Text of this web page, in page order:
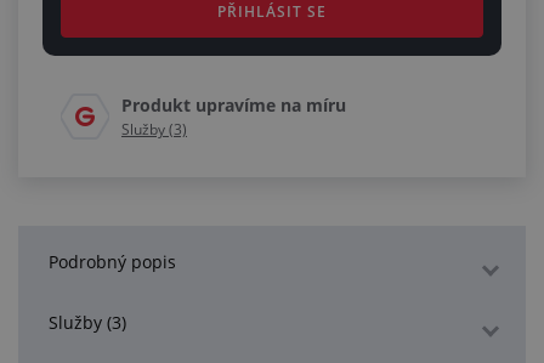
PŘIHLÁSIT SE
Produkt upravíme na míru
Služby (3)
Podrobný popis
Služby (3)